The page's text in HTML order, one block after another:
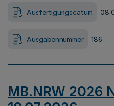
Ausfertigungsdatum
Ausgabennummer 186
MB.NRW 2026